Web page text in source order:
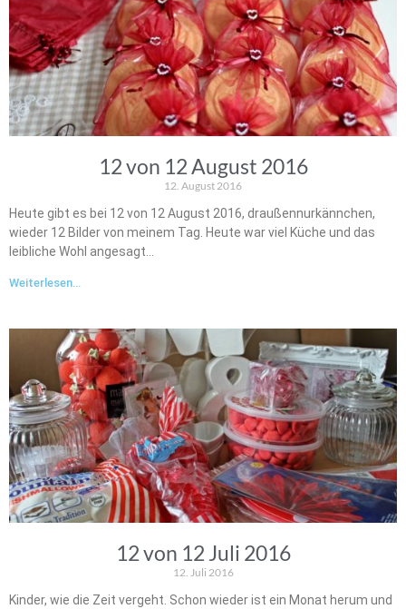
12 von 12 August 2016
12. August 2016
Heute gibt es bei 12 von 12 August 2016, draußennurkännchen,
wieder 12 Bilder von meinem Tag. Heute war viel Küche und das
leibliche Wohl angesagt…
Weiterlesen...
12 von 12 Juli 2016
12. Juli 2016
Kinder, wie die Zeit vergeht. Schon wieder ist ein Monat herum und